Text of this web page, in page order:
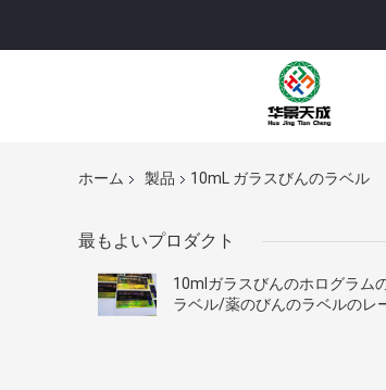
ホーム 製品 10mL ガラスびんのラベル
最もよいプロダクト
10mlガラスびんのホログラム
ラベル/薬のびんのラベルのレ